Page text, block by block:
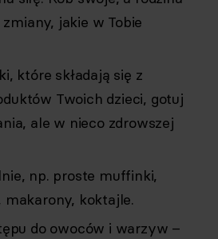
jakie w Tobie
które składają się z
Twoich dzieci, gotuj
ale w nieco zdrowszej
np. proste muffinki,
makarony, koktajle.
do owoców i warzyw –